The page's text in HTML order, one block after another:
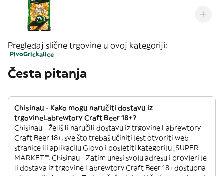
Pregledaj slične trgovine u ovoj kategoriji:
PivoGrickalice
Česta pitanja
Chisinau - Kako mogu naručiti dostavu iz
trgovineLabrewtory Craft Beer 18+?
Chisinau - Želiš li naručili dostavu iz trgovine Labrewtory
Craft Beer 18+, sve što trebaš učiniti jest otvoriti web-
stranice ili aplikaciju Glovo i posjetiti kategoriju „SUPER-
MARKET”“. Chisinau - Zatim unesi svoju adresu i provjeri je
li dostava iz trgovine Labrewtory Craft Beer 18+ dostupna